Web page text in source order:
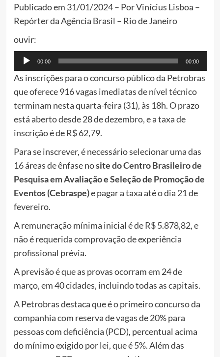
Publicado em 31/01/2024 – Por Vinícius Lisboa –
Repórter da Agência Brasil – Rio de Janeiro
ouvir:
Tocador
de
00:00 00:00
As inscrições para o concurso público da Petrobras
que oferece 916 vagas imediatas de nível técnico
terminam nesta quarta-feira (31), às 18h. O prazo
está aberto desde 28 de dezembro, e a taxa de
inscrição é de R$ 62,79.
Para se inscrever, é necessário selecionar uma das
16 áreas de ênfase nosite do Centro Brasileiro de
Pesquisa em Avaliação e Seleção de Promoção de
Eventos (Cebraspe)e pagar a taxa até o dia 21 de
fevereiro.
A remuneração mínima inicial é de R$ 5.878,82, e
não é requerida comprovação de experiência
profissional prévia.
A previsão é que as provas ocorram em 24 de
março, em 40 cidades, incluindo todas as capitais.
A Petrobras destaca que é o primeiro concurso da
companhia com reserva de vagas de 20% para
pessoas com deficiência (PCD), percentual acima
do mínimo exigido por lei, que é 5%. Além das